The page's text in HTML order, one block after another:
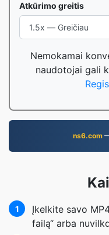
Atkūrimo greitis
Nemokamai
naudotojai gali
ns6.com
1
Įkelkite savo
failą“ arba